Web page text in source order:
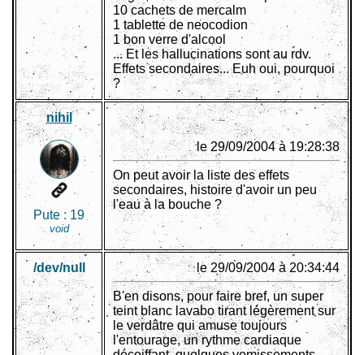
10 cachets de mercalm
1 tablette de neocodion
1 bon verre d'alcool
... Et les hallucinations sont au rdv.
Effets secondaires... Euh oui, pourquoi
?
nihil
Pute : 19
void
le 29/09/2004 à 19:28:38
On peut avoir la liste des effets
secondaires, histoire d'avoir un peu
l'eau à la bouche ?
/dev/null le 29/09/2004 à 20:34:44
B'en disons, pour faire bref, un super
teint blanc lavabo tirant légèrement sur
le verdâtre qui amuse toujours
l'entourage, un rythme cardiaque